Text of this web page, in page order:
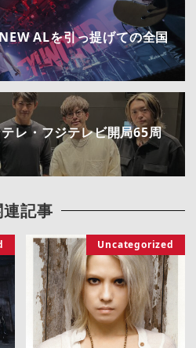
ALを引っ提げての全国
レ・フジテレビ開局65周
連記事
Uncategorized